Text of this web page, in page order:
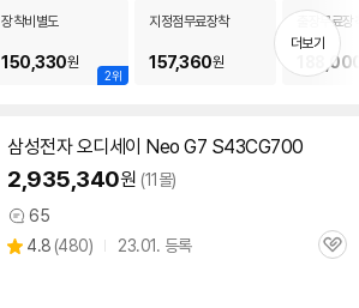
치
기
2위
장착비별도
150,330원
지정점무료장착
157,360원
출장무료장
더보기
삼성전자 오디세이 Neo G7 S43CG700
2,935,340원 (11몰)
상
품
65
별
4.8 (상
480) 23.01. 등록
관